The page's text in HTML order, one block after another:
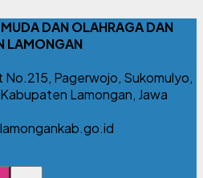
DAN OLAHRAGA DAN
LAMONGAN
No.215, Pagerwojo, Sukomulyo,
Lamongan, Jawa